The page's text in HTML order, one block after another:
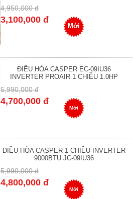
4,950,000 đ
3,100,000 đ
Mới
ĐIỀU HÒA CASPER EC-09IU36
INVERTER PROAIR 1 CHIỀU 1.0HP
5,990,000 đ
4,700,000 đ
Mới
ĐIỀU HÒA CASPER 1 CHIỀU INVERTER
9000BTU JC-09IU36
5,990,000 đ
4,800,000 đ
Mới